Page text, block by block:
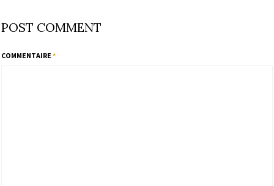
POST COMMENT
COMMENTAIRE *